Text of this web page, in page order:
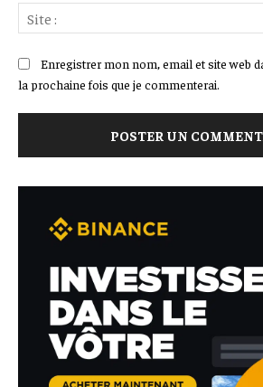
Enregistrer mon nom, email et site web
la prochaine fois que je commenterai.